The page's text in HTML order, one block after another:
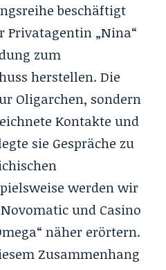
beschäftigt
Privatagentin „Nina“
zum
herstellen. Die
Oligarchen, sondern
Kontakte und
sie Gespräche zu
werden wir
und Casino
näher erörtern.
Zusammenhang